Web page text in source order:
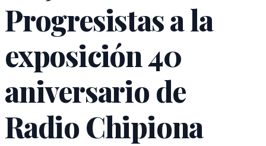
Progresistas a la
exposición 40
aniversario de
Radio Chipiona